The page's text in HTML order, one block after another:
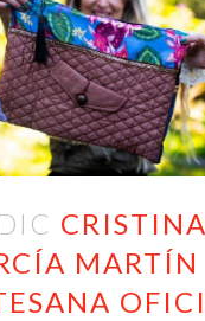
CRISTINA
MARTÍN